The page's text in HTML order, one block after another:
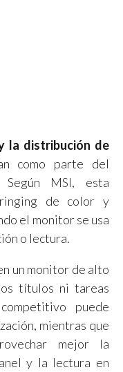
la distribución de
como parte del
MSI, esta
de color y
el monitor se usa
o lectura.
un monitor de alto
títulos ni tareas
puede
mientras que
mejor la
y la lectura en